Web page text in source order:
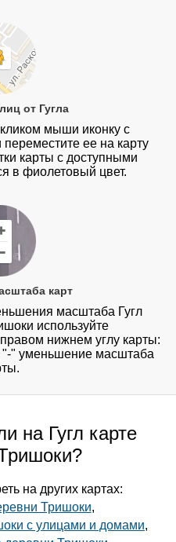
от Гугла
мыши иконку с
ее на карту
карты с доступными
в фиолетовый цвет.
карт
масштаба Гугл
используйте
нижнем углу карты:
" уменьшение масштаба
на Гугл карте
на других картах:
Тришоки,
с улицами и домами,